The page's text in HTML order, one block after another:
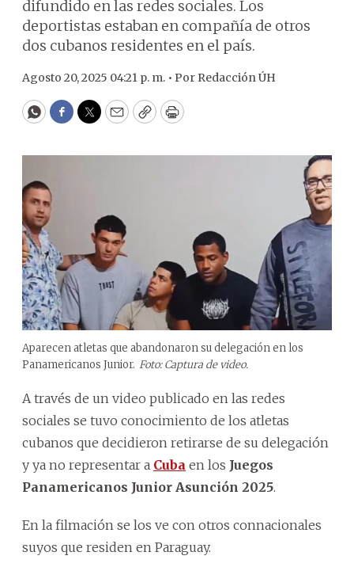
difundido en las redes sociales. Los
deportistas estaban en compañía de otros
dos cubanos residentes en el país.
Agosto 20, 2025 04:21 p. m. • Por Redacción ÚH
WhatsApp
Facebook
Twitter
EmailCopyPrint
Aparecen atletas que abandonaron su delegación en los
Panamericanos Junior. Foto: Captura de video.
A través de un video publicado en las redes
sociales se tuvo conocimiento de los atletas
cubanos que decidieron retirarse de su delegación
y ya no representar a Cuba en los Juegos
Panamericanos Junior Asunción 2025.
En la filmación se los ve con otros connacionales
suyos que residen en Paraguay.